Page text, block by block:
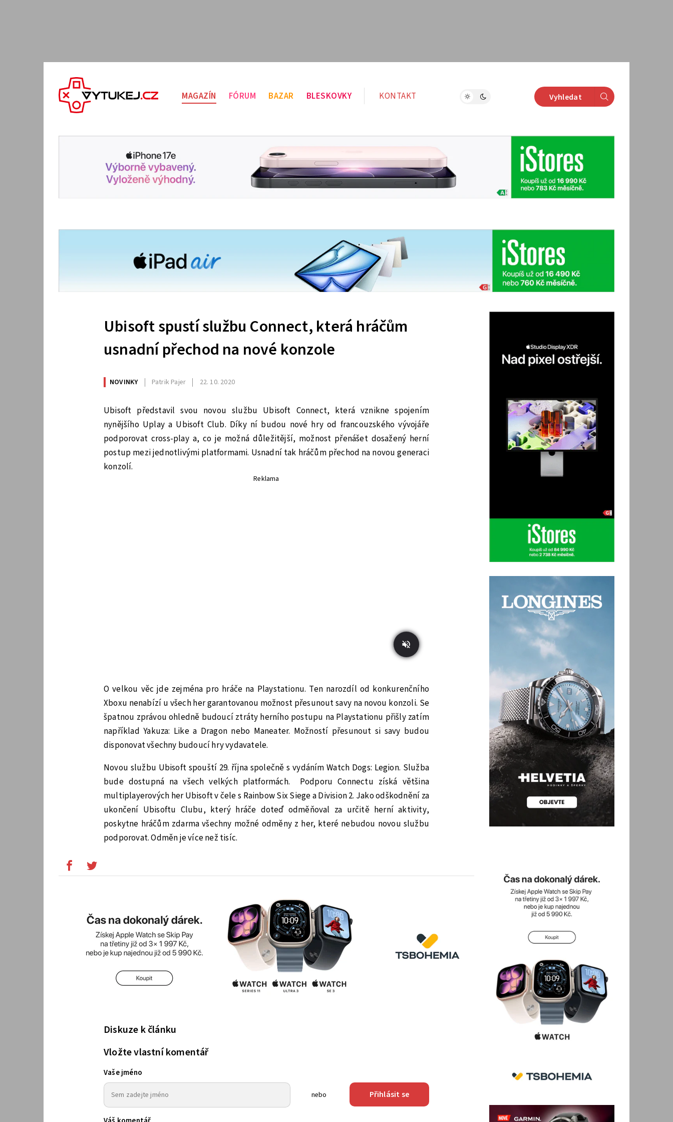
MAGAZÍN FÓRUM BAZAR BLESKOVKY KONTAKT Vyhledat
Ubisoft spustí službu Connect, která hráčům
usnadní přechod na nové konzole
NOVINKY Patrik Pajer 22. 10. 2020
Ubisoft představil svou novou službu Ubisoft Connect, která vznikne spojením
nynějšího Uplay a Ubisoft Club. Díky ní budou nové hry od francouzského vývojáře
podporovat cross-play a, co je možná důležitější, možnost přenášet dosažený herní
postup mezi jednotlivými platformami. Usnadní tak hráčům přechod na novou generaci
konzolí.
Reklama
O velkou věc jde zejména pro hráče na Playstationu. Ten narozdíl od konkurenčního
Xboxu nenabízí u všech her garantovanou možnost přesunout savy na novou konzoli. Se
špatnou zprávou ohledně budoucí ztráty herního postupu na Playstationu přišly zatím
například Yakuza: Like a Dragon nebo Maneater. Možností přesunout si savy budou
disponovat všechny budoucí hry vydavatele.
Novou službu Ubisoft spouští 29. října společně s vydáním Watch Dogs: Legion. Služba
bude dostupná na všech velkých platformách. Podporu Connectu získá většina
multiplayerových her Ubisoft v čele s Rainbow Six Siege a Division 2. Jako odškodnění za
ukončení Ubisoftu Clubu, který hráče doteď odměňoval za určitě herní aktivity,
poskytne hráčům zdarma všechny možné odměny z her, které nebudou novou službu
podporovat. Odměn je více než tisíc.
Diskuze k článku
Vložte vlastní komentář
Vaše jméno
nebo Přihlásit se